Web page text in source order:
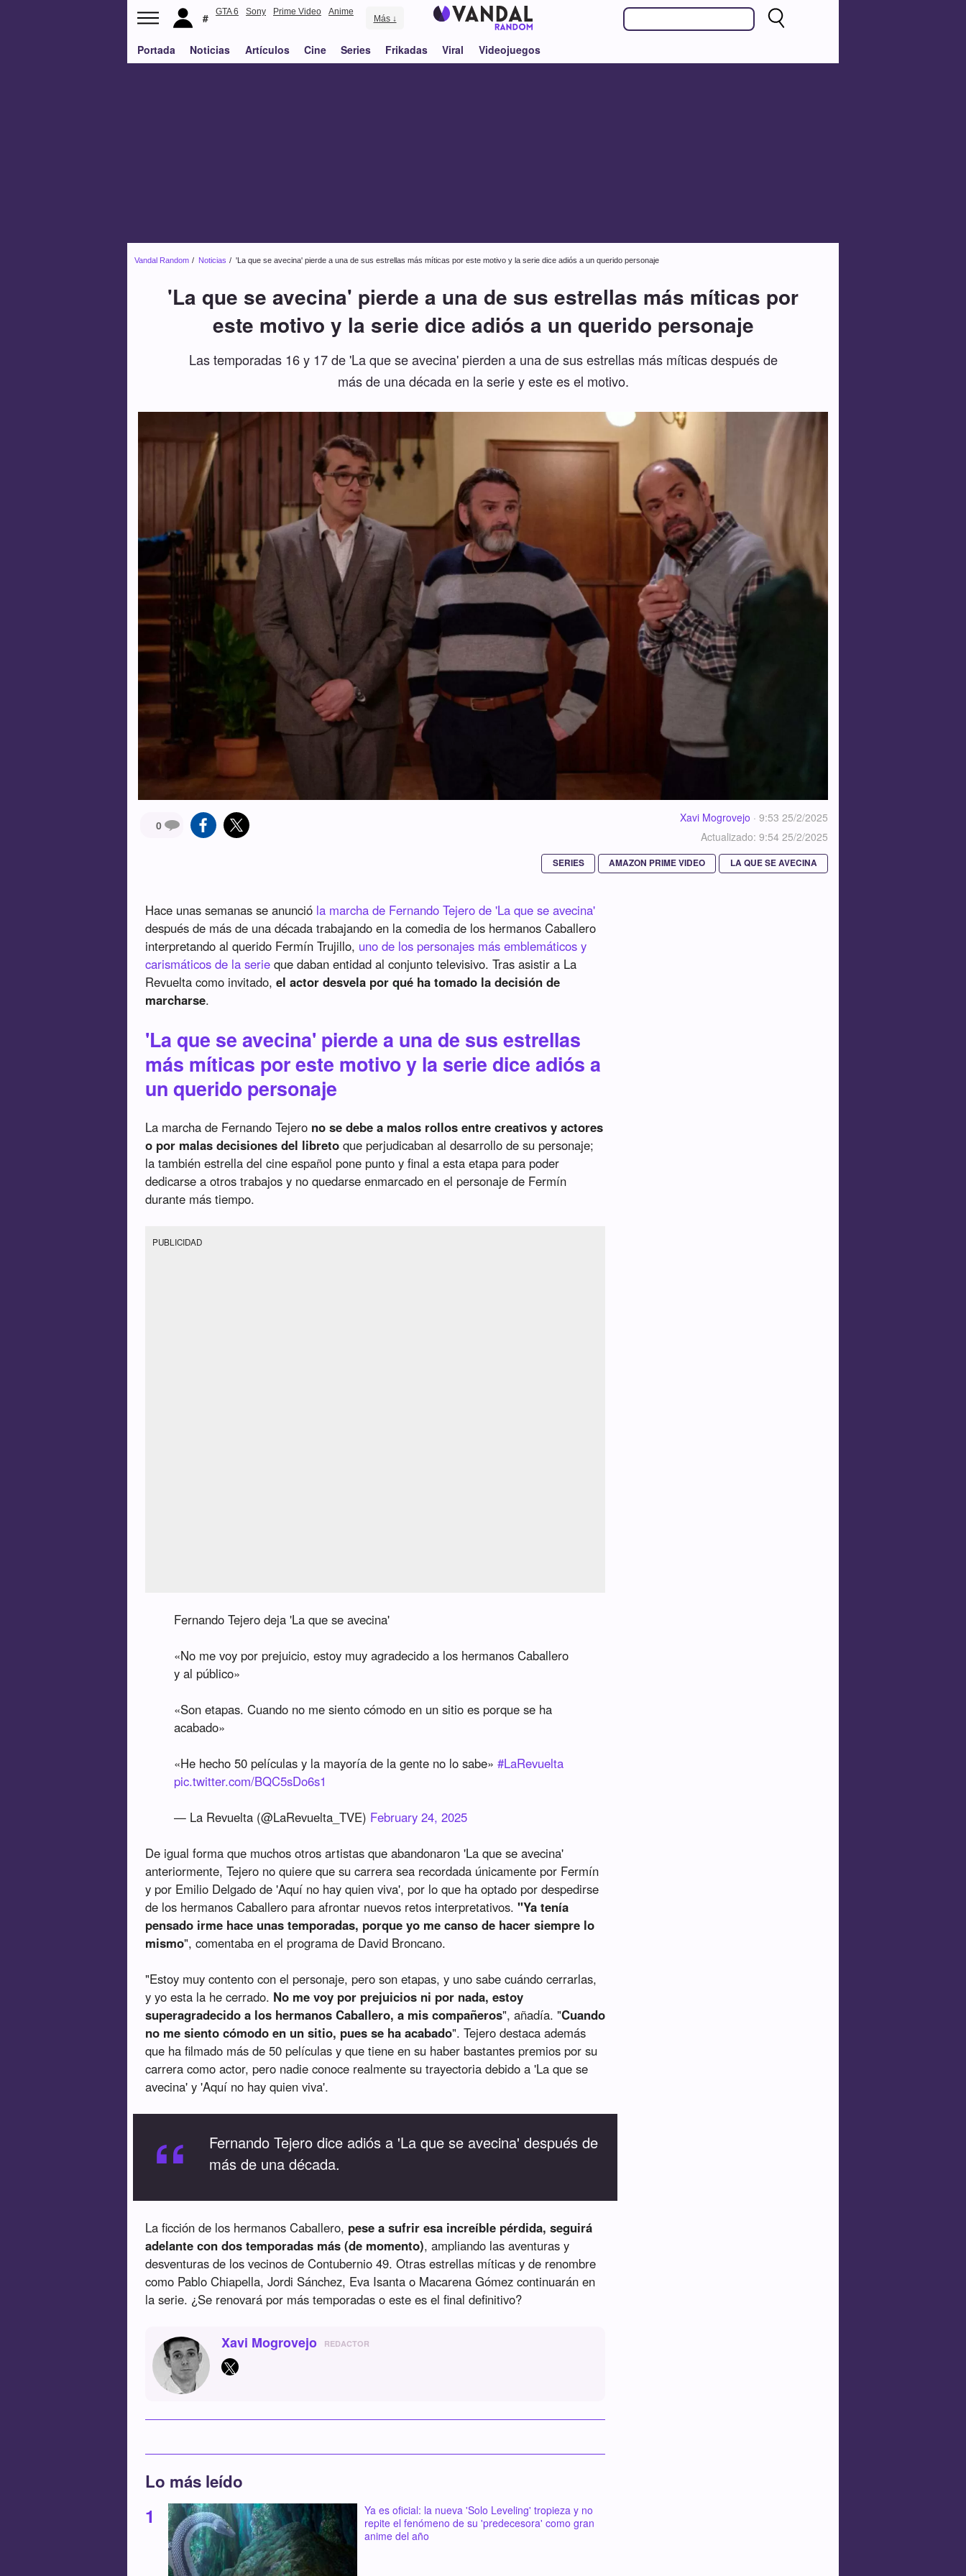
GTA 6 Sony Prime Video Anime
Más ↓
Portada Noticias Artículos Cine Series Frikadas Viral Videojuegos
Vandal Random Noticias 'La que se avecina' pierde a una de sus estrellas más míticas por este motivo y la serie dice adiós a un querido personaje
'La que se avecina' pierde a una de sus estrellas más míticas por
este motivo y la serie dice adiós a un querido personaje
Las temporadas 16 y 17 de 'La que se avecina' pierden a una de sus estrellas más míticas después de
más de una década en la serie y este es el motivo.
0
Xavi Mogrovejo · 9:53 25/2/2025
Actualizado: 9:54 25/2/2025
SERIES AMAZON PRIME VIDEO LA QUE SE AVECINA
Hace unas semanas se anunció la marcha de Fernando Tejero de 'La que se avecina'
después de más de una década trabajando en la comedia de los hermanos Caballero
interpretando al querido Fermín Trujillo, uno de los personajes más emblemáticos y
carismáticos de la serie que daban entidad al conjunto televisivo. Tras asistir a La
Revuelta como invitado,el actor desvela por qué ha tomado la decisión de
marcharse.
'La que se avecina' pierde a una de sus estrellas
más míticas por este motivo y la serie dice adiós a
un querido personaje
La marcha de Fernando Tejero no se debe a malos rollos entre creativos y actores
o por malas decisiones del libreto que perjudicaban al desarrollo de su personaje;
la también estrella del cine español pone punto y final a esta etapa para poder
dedicarse a otros trabajos y no quedarse enmarcado en el personaje de Fermín
durante más tiempo.
PUBLICIDAD
Fernando Tejero deja 'La que se avecina'
«No me voy por prejuicio, estoy muy agradecido a los hermanos Caballero
y al público»
«Son etapas. Cuando no me siento cómodo en un sitio es porque se ha
acabado»
«He hecho 50 películas y la mayoría de la gente no lo sabe»#LaRevuelta
pic.twitter.com/BQC5sDo6s1
— La Revuelta (@LaRevuelta_TVE) February 24, 2025
De igual forma que muchos otros artistas que abandonaron 'La que se avecina'
anteriormente, Tejero no quiere que su carrera sea recordada únicamente por Fermín
y por Emilio Delgado de 'Aquí no hay quien viva', por lo que ha optado por despedirse
de los hermanos Caballero para afrontar nuevos retos interpretativos."Ya tenía
pensado irme hace unas temporadas, porque yo me canso de hacer siempre lo
mismo", comentaba en el programa de David Broncano.
"Estoy muy contento con el personaje, pero son etapas, y uno sabe cuándo cerrarlas,
y yo esta la he cerrado. No me voy por prejuicios ni por nada, estoy
superagradecido a los hermanos Caballero, a mis compañeros", añadía. "Cuando
no me siento cómodo en un sitio, pues se ha acabado". Tejero destaca además
que ha filmado más de 50 películas y que tiene en su haber bastantes premios por su
carrera como actor, pero nadie conoce realmente su trayectoria debido a 'La que se
avecina' y 'Aquí no hay quien viva'.
“
Fernando Tejero dice adiós a 'La que se avecina' después de
más de una década.
La ficción de los hermanos Caballero, pese a sufrir esa increíble pérdida, seguirá
adelante con dos temporadas más (de momento), ampliando las aventuras y
desventuras de los vecinos de Contubernio 49. Otras estrellas míticas y de renombre
como Pablo Chiapella, Jordi Sánchez, Eva Isanta o Macarena Gómez continuarán en
la serie. ¿Se renovará por más temporadas o este es el final definitivo?
Xavi Mogrovejo REDACTOR
Lo más leído
Ya es oficial: la nueva 'Solo Leveling' tropieza y no
repite el fenómeno de su 'predecesora' como gran
anime del año